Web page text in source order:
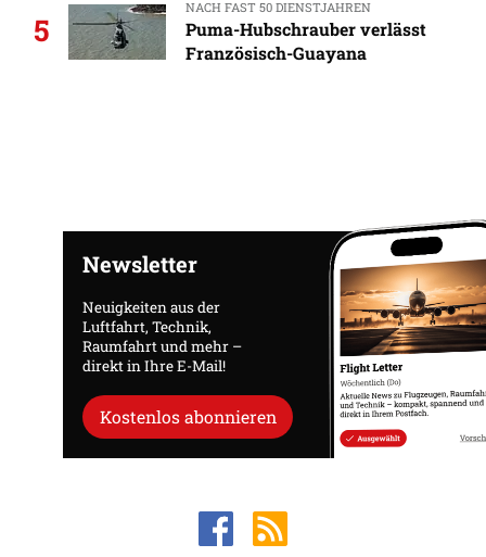
5
NACH FAST 50 DIENSTJAHREN
Puma-Hubschrauber verlässt
Französisch-Guayana
Newsletter
Neuigkeiten aus der
Luftfahrt, Technik,
Raumfahrt und mehr –
direkt in Ihre E-Mail!
Kostenlos abonnieren